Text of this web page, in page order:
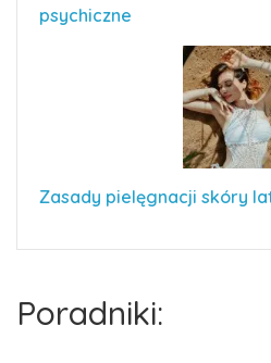
psychiczne
Zasady pielęgnacji skóry
Poradniki: